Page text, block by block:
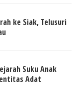
ke Siak, Telusuri
Suku Anak
Adat